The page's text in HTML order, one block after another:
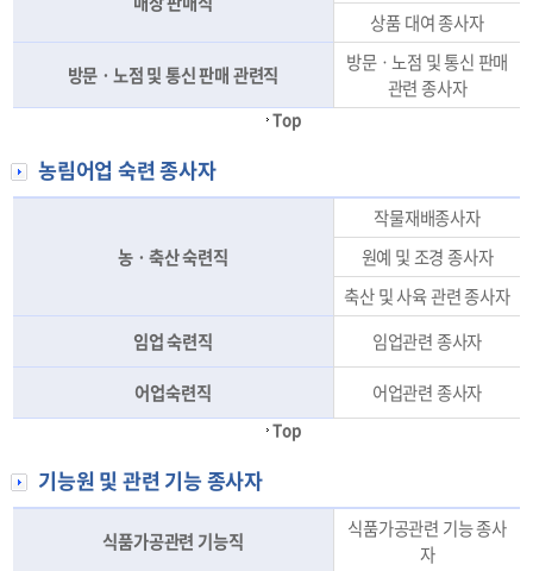
상품 대여 종사자
방문ㆍ노점 및 통신 판매 관련직
방문ㆍ노점 및 통신 판매
관련 종사자
Top
농림어업 숙련 종사자
농ㆍ축산 숙련직
작물재배종사자
원예 및 조경 종사자
축산 및 사육 관련 종사자
임업 숙련직
임업관련 종사자
어업숙련직
어업관련 종사자
Top
기능원 및 관련 기능 종사자
식품가공관련 기능직
식품가공관련 기능 종사
자